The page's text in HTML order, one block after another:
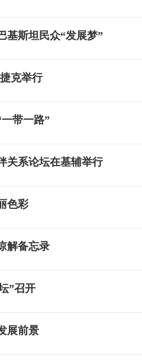
基斯坦民众“发展梦”
克举行
带一路”
关系论坛在基辅举行
色彩
解备忘录
”召开
展前景